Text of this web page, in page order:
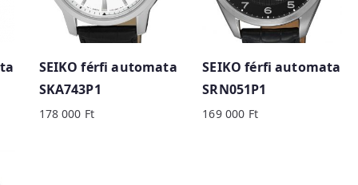
SEIKO férfi automata
SKA743P1
178 000 Ft
SEIKO férfi automata
SRN051P1
169 000 Ft